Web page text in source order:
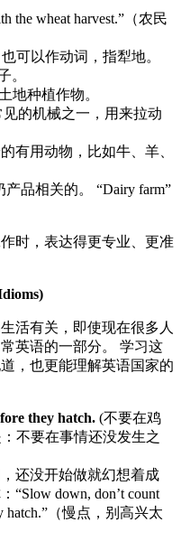
the wheat harvest.”（农民
可以作动词，指犁地。
。
地种植作物。
的机械之一，用来拉动
有用动物，比如牛、羊、
品相关的。 “Dairy farm”
时，表达得更专业、更准
活有关，即使现在很多人
英语的一部分。 学习这
，也更能理解英语国家的
they hatch. (不要在鸡
不要在事情还没发生之
还没开始做就幻想着成
“Slow down, don’t count
hatch.”（慢点，别高兴太